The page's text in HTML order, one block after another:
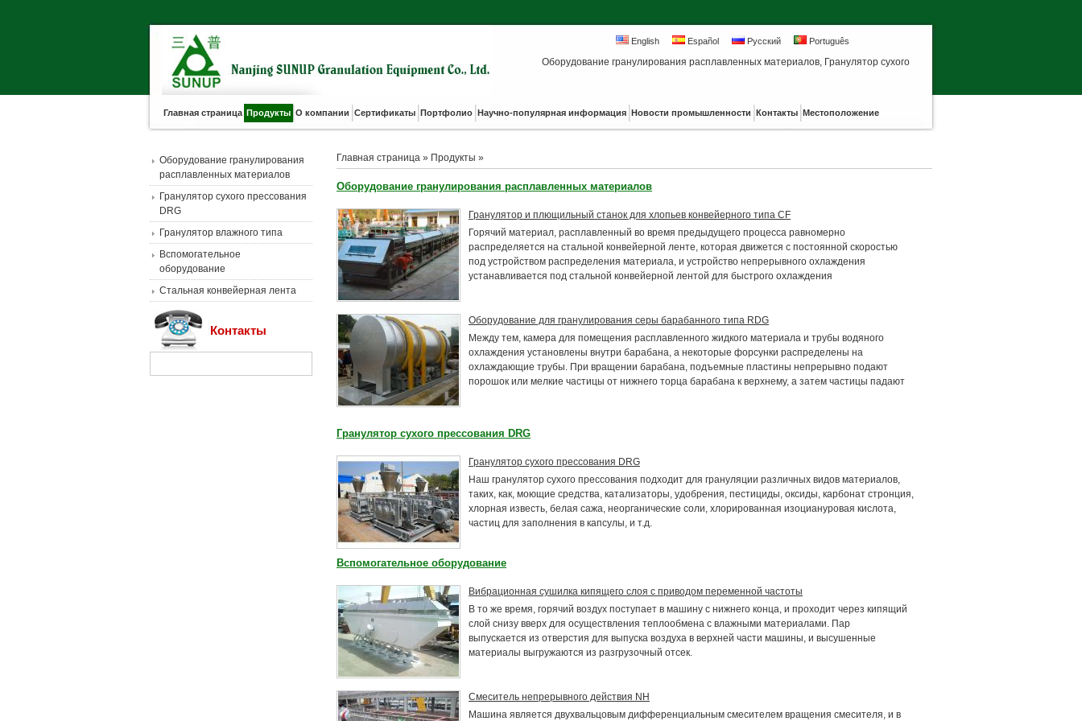
English Español Русский Português
Оборудование гранулирования расплавленных материалов, Гранулятор сухого
Главная страница Продукты О компании Сертификаты Портфолио Научно-популярная информация Новости промышленности Контакты Местоположение
Оборудование гранулирования
расплавленных материалов
Гранулятор сухого прессования
DRG
Гранулятор влажного типа
Вспомогательное
оборудование
Стальная конвейерная лента
Контакты
Главная страница » Продукты »
Оборудование гранулирования расплавленных материалов
Гранулятор и плющильный станок для хлопьев конвейерного типа CF
Горячий материал, расплавленный во время предыдущего процесса равномерно
распределяется на стальной конвейерной ленте, которая движется с постоянной скоростью
под устройством распределения материала, и устройство непрерывного охлаждения
устанавливается под стальной конвейерной лентой для быстрого охлаждения
Оборудование для гранулирования серы барабанного типа RDG
Между тем, камера для помещения расплавленного жидкого материала и трубы водяного
охлаждения установлены внутри барабана, а некоторые форсунки распределены на
охлаждающие трубы. При вращении барабана, подъемные пластины непрерывно подают
порошок или мелкие частицы от нижнего торца барабана к верхнему, а затем частицы падают
Гранулятор сухого прессования DRG
Гранулятор сухого прессования DRG
Наш гранулятор сухого прессования подходит для грануляции различных видов материалов,
таких, как, моющие средства, катализаторы, удобрения, пестициды, оксиды, карбонат стронция,
хлорная известь, белая сажа, неорганические соли, хлорированная изоциануровая кислота,
частиц для заполнения в капсулы, и т.д.
Вспомогательное оборудование
Вибрационная сушилка кипящего слоя с приводом переменной частоты
В то же время, горячий воздух поступает в машину с нижнего конца, и проходит через кипящий
слой снизу вверх для осуществления теплообмена с влажными материалами. Пар
выпускается из отверстия для выпуска воздуха в верхней части машины, и высушенные
материалы выгружаются из разгрузочный отсек.
Смеситель непрерывного действия NH
Машина является двухвальцовым дифференциальным смесителем вращения смесителя, и в